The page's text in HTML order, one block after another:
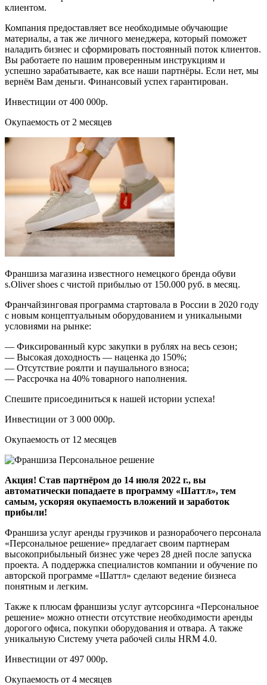
клиентом.
Компания предоставляет все необходимые обучающие
материалы, а так же личного менеджера, который поможет
наладить бизнес и сформировать постоянный поток клиентов.
Вы работаете по нашим проверенным инструкциям и
успешно зарабатываете, как все наши партнёры. Если нет, мы
вернём Вам деньги. Финансовый успех гарантирован.
Инвестиции от 400 000р.
Окупаемость от 2 месяцев
Франшиза магазина известного немецкого бренда обуви
s.Oliver shoes с чистой прибылью от 150.000 руб. в месяц.
Франчайзинговая программа стартовала в России в 2020 году
с новым концептуальным оборудованием и уникальными
условиями на рынке:
— Фиксированный курс закупки в рублях на весь сезон;
— Высокая доходность — наценка до 150%;
— Отсутствие роялти и паушального взноса;
— Рассрочка на 40% товарного наполнения.
Спешите присоединиться к нашей истории успеха!
Инвестиции от 3 000 000р.
Окупаемость от 12 месяцев
Акция! Став партнёром до 14 июля 2022 г., вы
автоматически попадаете в программу «Шаттл», тем
самым, ускоряя окупаемость вложений и заработок
прибыли!
Франшиза услуг аренды грузчиков и разнорабочего персонала
«Персональное решение» предлагает своим партнерам
высокоприбыльный бизнес уже через 28 дней после запуска
проекта. А поддержка специалистов компании и обучение по
авторской программе «Шаттл» сделают ведение бизнеса
понятным и легким.
Также к плюсам франшизы услуг аутсорсинга «Персональное
решение» можно отнести отсутствие необходимости аренды
дорогого офиса, покупки оборудования и отвара. А также
уникальную Систему учета рабочей силы HRM 4.0.
Инвестиции от 497 000р.
Окупаемость от 4 месяцев